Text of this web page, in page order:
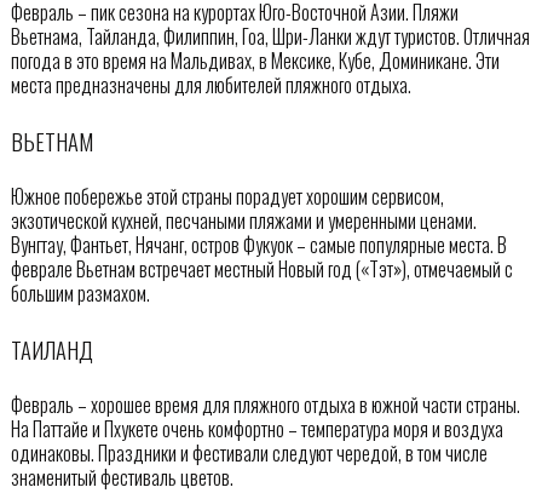
Февраль – пик сезона на курортах Юго-Восточной Азии. Пляжи
Вьетнама, Тайланда, Филиппин, Гоа, Шри-Ланки ждут туристов. Отличная
погода в это время на Мальдивах, в Мексике, Кубе, Доминикане. Эти
места предназначены для любителей пляжного отдыха.
ВЬЕТНАМ
Южное побережье этой страны порадует хорошим сервисом,
экзотической кухней, песчаными пляжами и умеренными ценами.
Вунгтау, Фантьет, Нячанг, остров Фукуок – самые популярные места. В
феврале Вьетнам встречает местный Новый год («Тэт»), отмечаемый с
большим размахом.
ТАИЛАНД
Февраль – хорошее время для пляжного отдыха в южной части страны.
На Паттайе и Пхукете очень комфортно – температура моря и воздуха
одинаковы. Праздники и фестивали следуют чередой, в том числе
знаменитый фестиваль цветов.